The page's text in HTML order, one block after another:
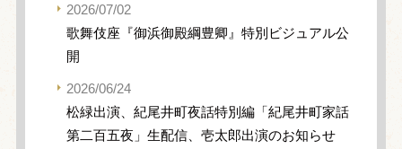
2026/07/02
歌舞伎座『御浜御殿綱豊卿』特別ビジュアル公
開
2026/06/24
松緑出演、紀尾井町夜話特別編「紀尾井町家話
第二百五夜」生配信、壱太郎出演のお知らせ